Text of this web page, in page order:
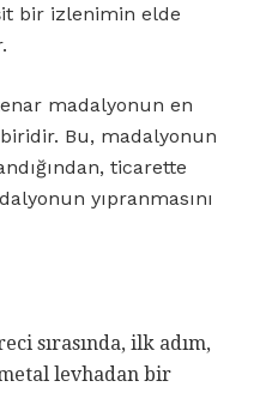
bir izlenimin elde
madalyonun en
Bu, madalyonun
ticarette
yıpranmasını
sırasında, ilk adım,
levhadan bir